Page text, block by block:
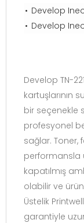
Develop
Develop
Develop TN-
kartuşlarının
bir seçenekle
profesyonel
sağlar. Toner,
performansla
kapatılmış
olabilir ve
Üstelik
garantiyle